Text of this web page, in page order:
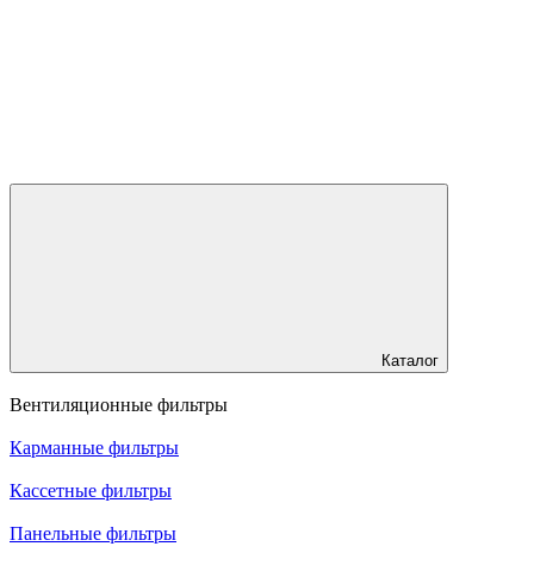
Каталог
Вентиляционные фильтры
Карманные фильтры
Кассетные фильтры
Панельные фильтры